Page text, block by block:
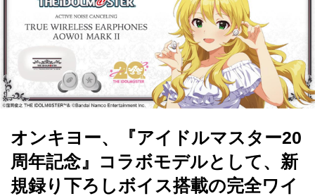
オンキヨー、『アイドルマスター20
周年記念』コラボモデルとして、新
規録り下ろしボイス搭載の完全ワイ